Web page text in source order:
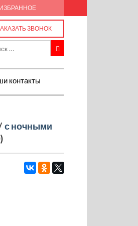
ИЗБРАННОЕ
ЗВОНОК
контакты
с ночными